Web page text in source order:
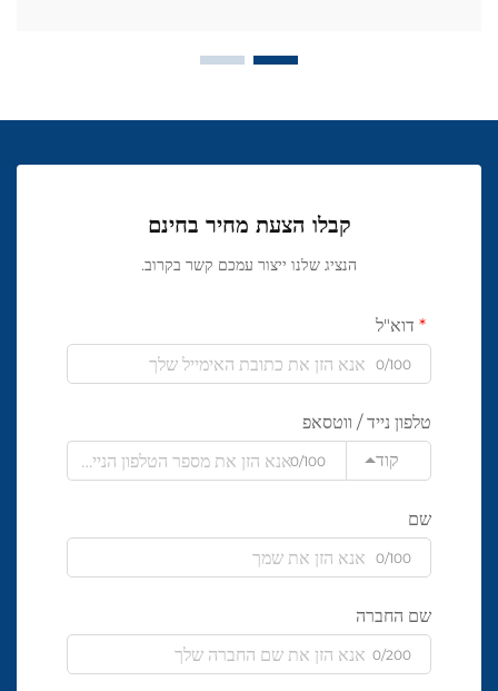
קבלו הצעת מחיר בחינם
הנציג שלנו ייצור עמכם קשר בקרוב.
דוא"ל
0/100
טלפון נייד / ווטסאפ
קוד
0/100
שם
0/100
שם החברה
0/200